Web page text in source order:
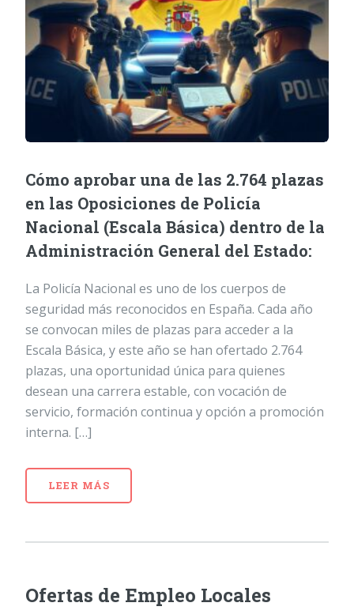
Cómo aprobar una de las 2.764 plazas
en las Oposiciones de Policía
Nacional (Escala Básica) dentro de la
Administración General del Estado:
La Policía Nacional es uno de los cuerpos de
seguridad más reconocidos en España. Cada año
se convocan miles de plazas para acceder a la
Escala Básica, y este año se han ofertado 2.764
plazas, una oportunidad única para quienes
desean una carrera estable, con vocación de
servicio, formación continua y opción a promoción
interna. […]
LEER MÁS
Ofertas de Empleo Locales